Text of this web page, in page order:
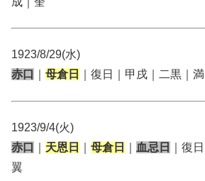
1923/8/29(水)
赤口
母倉日 ｜復日｜甲戌｜二黒｜
1923/9/4(火)
赤口
天恩日 母倉日 血忌日
｜復
翼